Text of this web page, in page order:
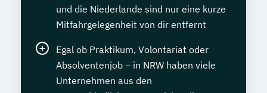
und die Niederlande sind nur eine kurze
Mitfahrgelegenheit von dir entfernt
Egal ob Praktikum, Volontariat oder
Absolventenjob – in NRW haben viele
Unternehmen aus den